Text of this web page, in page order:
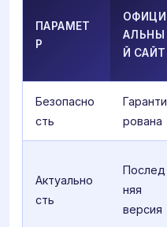
ПАРАМЕТ
Р
ОФИЦИ
АЛЬНЫ
Й САЙТ
Безопасно
сть
Гаранти
рована
Актуально
сть
Послед
няя
версия